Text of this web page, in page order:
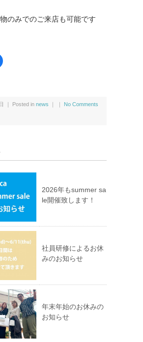
のみでのご来店も可能です
F
a
k
で
ク
リ
ッ
し
く
だ
さ
い
(新
し
ウ
ィ
ド
ウ
で
開
き
ま
｜ Posted in news ｜ ｜ No Comments
2026年もsummer sa
le開催致します！
社員研修によるお休
みのお知らせ
年末年始のお休みの
お知らせ